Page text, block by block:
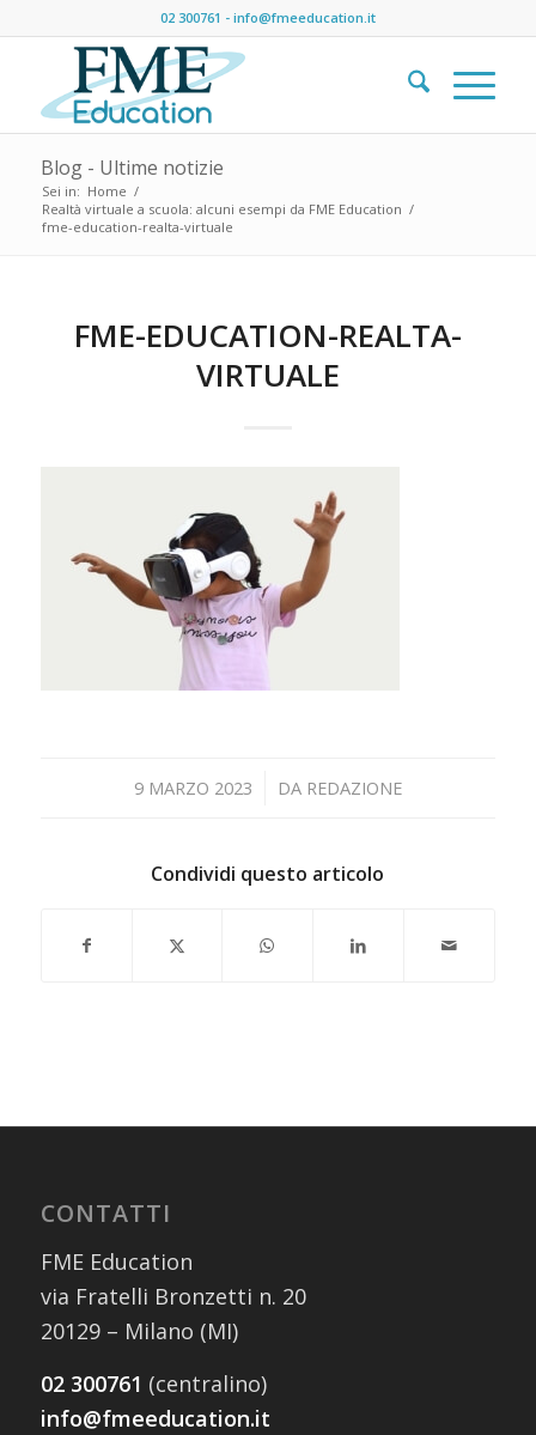
02 300761 - info@fmeeducation.it
Blog - Ultime notizie
Sei in: Home /
Realtà virtuale a scuola: alcuni esempi da FME Education /
fme-education-realta-virtuale
FME-EDUCATION-REALTA-
VIRTUALE
9 MARZO 2023
/ DA REDAZIONE
Condividi questo articolo
CONTATTI
FME Education
via Fratelli Bronzetti n. 20
20129 – Milano (MI)
02 300761 (centralino)
info@fmeeducation.it